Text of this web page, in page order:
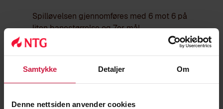
Samtykke Detaljer Om
Denne nettsiden anvender cookies
Spilløvelsen gjennomføres med 6 mot 6 på
liten banestørrelse og 7er mål.
(ca 34x22m). Posisjon på banen blir rullert
I spillsekvensen blir følgende ferdigheter